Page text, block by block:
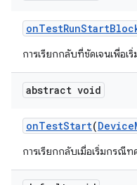
onTestRunStart
การเรียกกลับที่ชัดเจนเพื่อเ
abstract void
onTestStart(Device
การเรียกกลับเมื่อเริ่มกรณีท